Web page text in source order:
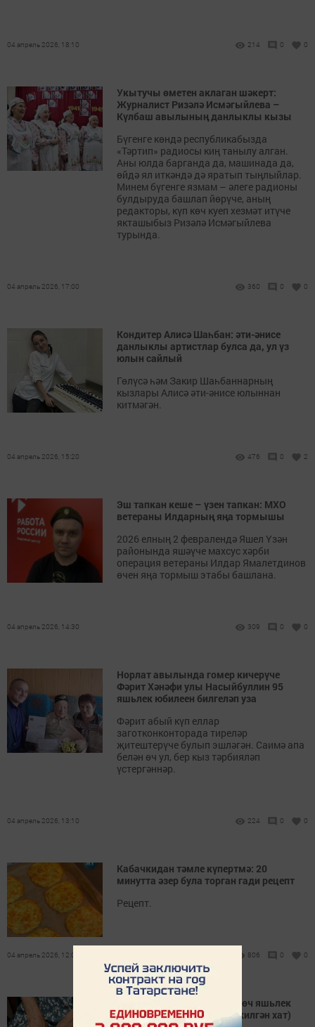
04 апрель 2026, 18:10 214 0 0
Укытучы өметен аклаган шәкерт:
Журналист Ризәлә Исмәгыйлева –
Күлбаш авылының данлыклы кызы
Бүгенге көндә республикабызда
«Тәртип» радиосы киң танылу алган.
Аны юлда барганда да, машинада да,
өйдә ял иткәндә дә яратып тыңлыйлар.
Минем бүгенге язмам – әлеге радионы
булдыруда башлап йөрүче, аның
редакторы, күп көч куеп хезмәт итүче
якташыбыз Ризәлә Исмәгыйлева
турында.
04 апрель 2026, 17:00 360 0 0
Кондитер Алисә Шаһбан: әти-әнисе
данлыклы артистлар булса да, ул үз
юлын сайлый
Гөлүсә һәм Закир Шаһбаннарның
кызлары Алисә әти-әнисе юлыннан
китмәгән.
04 апрель 2026, 15:20 476 0 2
Эш тапкан кеше – үзен тапкан: МХО
ветераны Илдарның яңа тормышы
2026 елның 2 февралендә Яшел Үзән
районында яшәүче махсус хәрби
операция ветераны Илдар Ямалетдинов
өчен яңа тормыш этабы башлана.
04 апрель 2026, 14:30 309 0 0
Норлат авылында гомер кичерүче
Фәрит Хәнәфи улы Насыйбуллин 95
яшьлек юбилеен билгеләп уза
Фәрит абый күп еллар
заготконконторада тиреләр
җитештерүче булып эшләгән. Саимә апа
белән өч ул, бер кыз тәрбияләп
үстергәннәр.
04 апрель 2026, 13:10 224 0 0
Кабачкидан тәмле күпертмә: 20
минутта әзер була торган гади рецепт
Рецепт.
04 апрель 2026, 12:00 806 0 0
«Минем өйдә хәзер сиксән өч яшьлек
кызым бар» (редакциягә килгән хат)